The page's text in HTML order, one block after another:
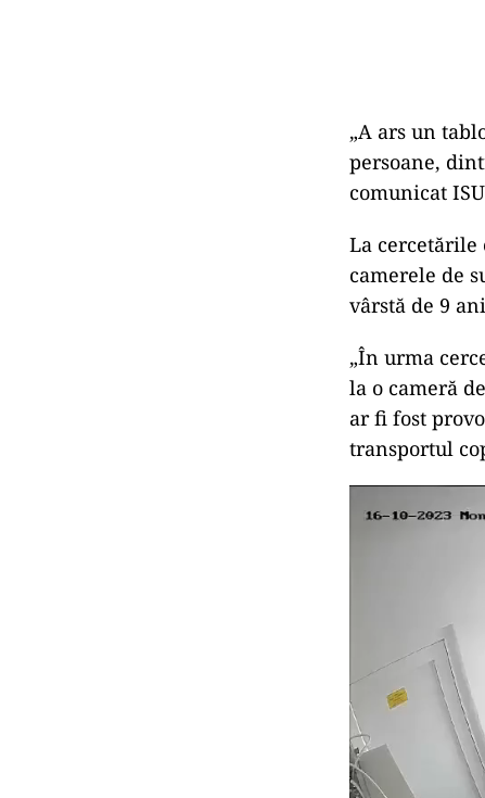
„A ars un
persoane,
comunicat
La
camerele de
vârstă de 9
„În urma
la o cameră
ar fi fost
transportul